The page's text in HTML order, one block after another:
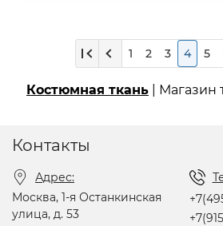
1 2 3 4 5
Костюмная ткань | Магазин
Контакты
Адрес:
Москва, 1-я Останкинская
улица, д. 53